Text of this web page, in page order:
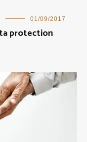
01/09/2017
protection